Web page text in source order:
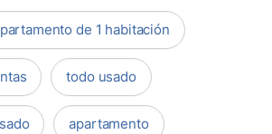
de 1 habitación
todo usado
apartamento